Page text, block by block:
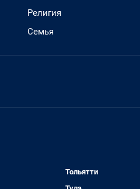
Религия
Семья
Тольятти